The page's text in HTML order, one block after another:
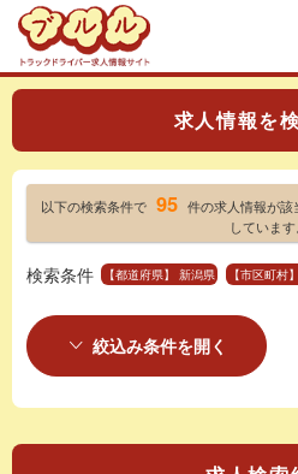
求人情報を
以下の検索条件で 95 件の求人情報が該
しています。
検索条件 【都道府県】 新潟県 【市区町村
絞込み条件を開く